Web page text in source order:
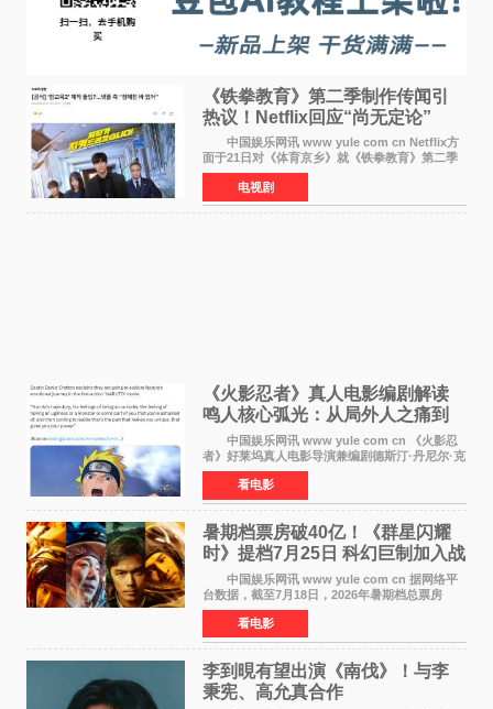
《铁拳教育》第二季制作传闻引
热议！Netflix回应“尚无定论”
中国娱乐网讯 www yule com cn Netflix方
面于21日对《体育京乡》就《铁拳教育》第二季
制作传闻划清界限，表示尚无定论。然而，业界
却有传闻称已就《铁拳教育》第二季的制作展开
了讨论——《
电视剧
《火影忍者》真人电影编剧解读
鸣人核心弧光：从局外人之痛到
自我觉醒
中国娱乐网讯 www yule com cn 《火影忍
者》好莱坞真人电影导演兼编剧德斯汀·丹尼尔·克
雷顿近日在采访中分享了对主角鸣人成长弧光的
理解，透露电影将深入探索鸣人作为局外人的情
感历程。
看电影
暑期档票房破40亿！《群星闪耀
时》提档7月25日 科幻巨制加入战
中国娱乐网讯 www yule com cn 据网络平
台数据，截至7月18日，2026年暑期档总票房
（含预售）已正式突破40亿元大关，年度总票房
也随之逼近197亿元。超百部中外佳片同台竞技，
点燃了盛夏的电
看电影
李到晛有望出演《南伐》！与李
秉宪、高允真合作